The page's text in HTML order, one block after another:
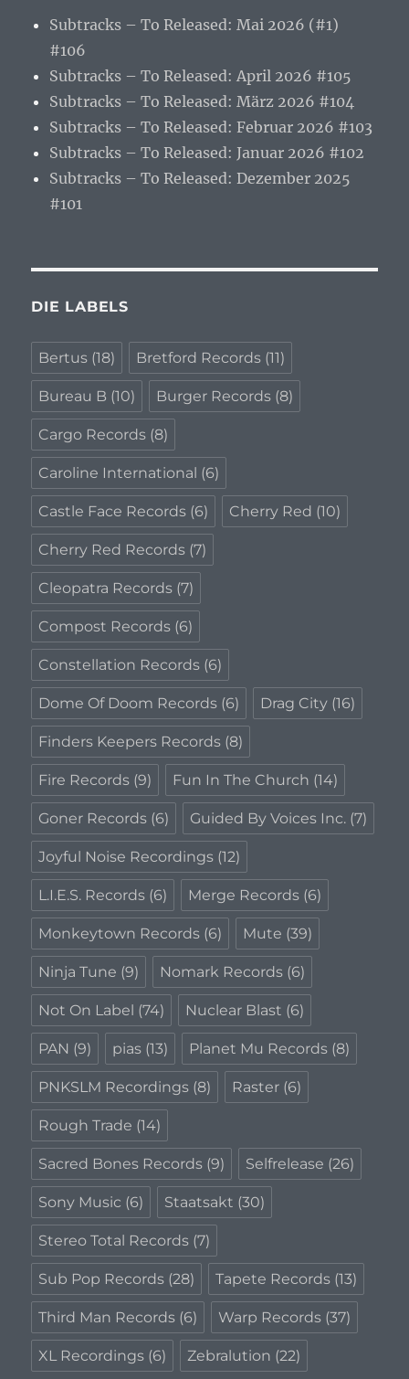
Subtracks – To Released: Mai 2026 (#1)
#106
Subtracks – To Released: April 2026 #105
Subtracks – To Released: März 2026 #104
Subtracks – To Released: Februar 2026 #103
Subtracks – To Released: Januar 2026 #102
Subtracks – To Released: Dezember 2025
#101
DIE LABELS
Bertus (18) Bretford Records (11)
Bureau B (10) Burger Records (8)
Cargo Records (8)
Caroline International (6)
Castle Face Records (6) Cherry Red (10)
Cherry Red Records (7)
Cleopatra Records (7)
Compost Records (6)
Constellation Records (6)
Dome Of Doom Records (6) Drag City (16)
Finders Keepers Records (8)
Fire Records (9) Fun In The Church (14)
Goner Records (6) Guided By Voices Inc. (7)
Joyful Noise Recordings (12)
L.I.E.S. Records (6) Merge Records (6)
Monkeytown Records (6) Mute (39)
Ninja Tune (9) Nomark Records (6)
Not On Label (74) Nuclear Blast (6)
PAN (9) pias (13) Planet Mu Records (8)
PNKSLM Recordings (8) Raster (6)
Rough Trade (14)
Sacred Bones Records (9) Selfrelease (26)
Sony Music (6) Staatsakt (30)
Stereo Total Records (7)
Sub Pop Records (28) Tapete Records (13)
Third Man Records (6) Warp Records (37)
XL Recordings (6) Zebralution (22)